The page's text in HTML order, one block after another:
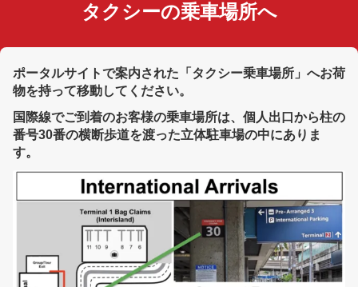
タクシーの乗車場所へ
ポータルサイトで案内された「タクシー乗車場所」へお荷
物を持って移動してください。
国際線でご到着のお客様の乗車場所は、個人出口から柱の
番号30番の横断歩道を渡った立体駐車場の中にありま
す。